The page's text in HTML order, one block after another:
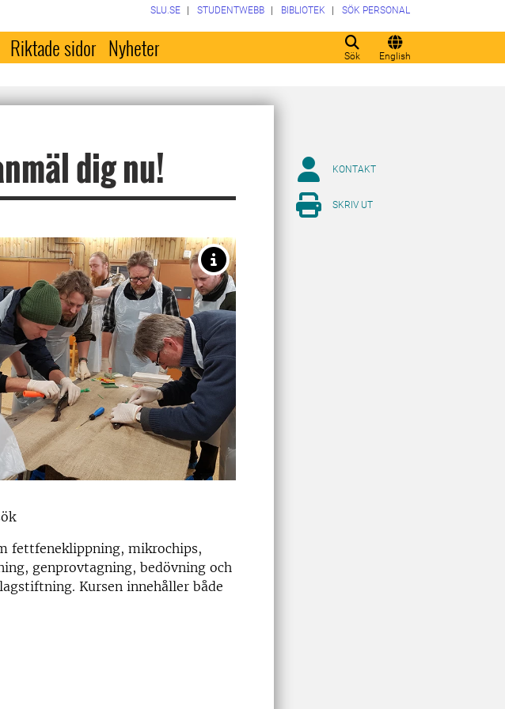
Sök English
SLU.SE STUDENTWEBB BIBLIOTEK SÖK PERSONAL
Riktade sidor Nyheter
dig nu!
fettfeneklippning, mikrochips,
genprovtagning, bedövning och
Kursen innehåller både
KONTAKT
SKRIV UT